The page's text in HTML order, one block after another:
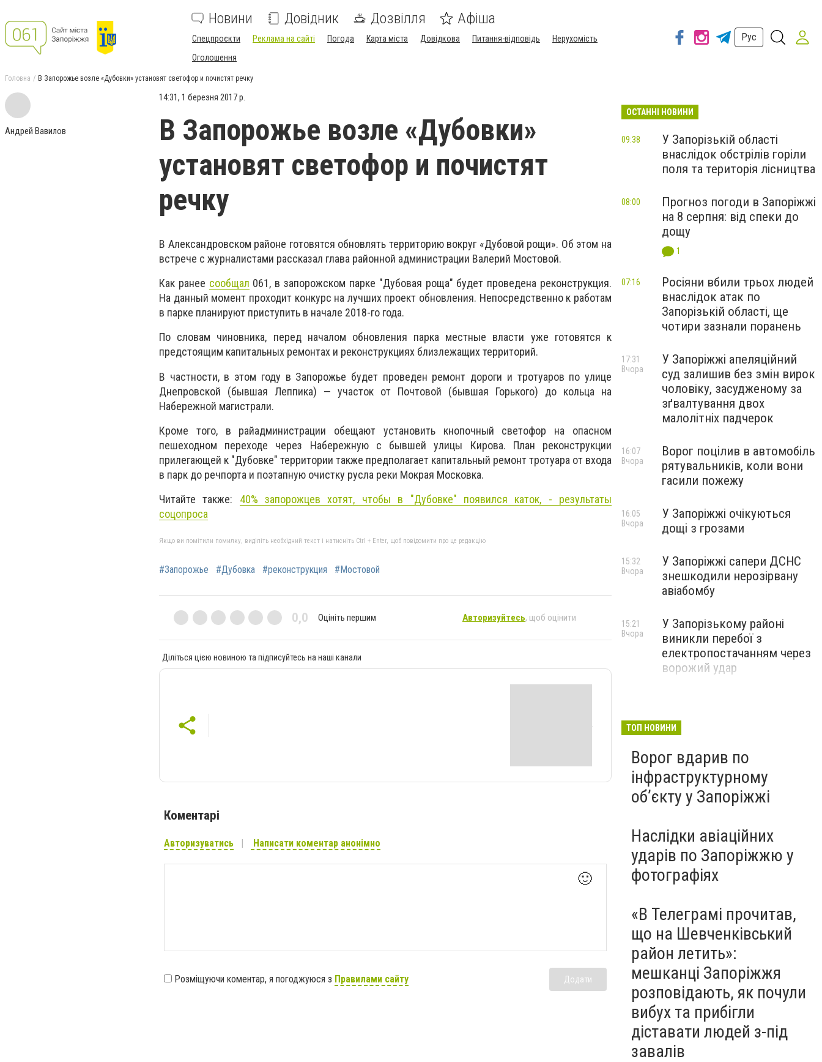
Новини Довідник Дозвілля Афіша
Спецпроєкти Реклама на сайті Погода Карта міста Довідкова Питання-відповідь
Нерухомість
Оголошення
Рус
Головна В Запорожье возле «Дубовки» установят светофор и почистят речку
Андрей Вавилов
14:31, 1 березня 2017 р.
В Запорожье возле «Дубовки»
установят светофор и почистят
речку
В Александровском районе готовятся обновлять территорию вокруг «Дубовой рощи». Об этом на
встрече с журналистами рассказал глава районной администрации Валерий Мостовой.
Как ранее сообщал 061, в запорожском парке "Дубовая роща" будет проведена реконструкция.
На данный момент проходит конкурс на лучших проект обновления. Непосредственно к работам
в парке планируют приступить в начале 2018-го года.
По словам чиновника, перед началом обновления парка местные власти уже готовятся к
предстоящим капитальных ремонтах и реконструкциях близлежащих территорий.
В частности, в этом году в Запорожье будет проведен ремонт дороги и тротуаров по улице
Днепровской (бывшая Леппика) — участок от Почтовой (бывшая Горького) до кольца на
Набережной магистрали.
Кроме того, в райадминистрации обещают установить кнопочный светофор на опасном
пешеходном переходе через Набережную с бывшей улицы Кирова. План реконструкции
прилегающей к "Дубовке" территории также предполагает капитальный ремонт тротуара от входа
в парк до речпорта и поэтапную очистку русла реки Мокрая Московка.
Читайте также: 40% запорожцев хотят, чтобы в "Дубовке" появился каток, - результаты
соцопроса
Якщо ви помітили помилку, виділіть необхідний текст і натисніть Ctrl + Enter, щоб повідомити про це редакцію
#Запорожье #Дубовка #реконструкция #Мостовой
0,0 Оцініть першим Авторизуйтесь, щоб оцінити
Діліться цією новиною та підписуйтесь на наші канали
Коментарі
Авторизуватись Написати коментар анонімно
🙂
Розміщуючи коментар, я погоджуюся з Правилами сайту Додати
ОСТАННІ НОВИНИ
У Запорізькій області
внаслідок обстрілів горіли
поля та територія лісництва
09:38
Прогноз погоди в Запоріжжі
на 8 серпня: від спеки до
дощу
1
08:00
Росіяни вбили трьох людей
внаслідок атак по
Запорізькій області, ще
чотири зазнали поранень
07:16
У Запоріжжі апеляційний
суд залишив без змін вирок
чоловіку, засудженому за
зґвалтування двох
малолітніх падчерок
17:31
Вчора
Ворог поцілив в автомобіль
рятувальників, коли вони
гасили пожежу
16:07
Вчора
У Запоріжжі очікуються
дощі з грозами
16:05
Вчора
У Запоріжжі сапери ДСНС
знешкодили нерозірвану
авіабомбу
15:32
Вчора
У Запорізькому районі
виникли перебої з
електропостачанням через
ворожий удар
15:21
Вчора
ТОП НОВИНИ
Ворог вдарив по
інфраструктурному
обʼєкту у Запоріжжі
Наслідки авіаційних
ударів по Запоріжжю у
фотографіях
«В Телеграмі прочитав,
що на Шевченківський
район летить»:
мешканці Запоріжжя
розповідають, як почули
вибух та прибігли
діставати людей з-під
завалів